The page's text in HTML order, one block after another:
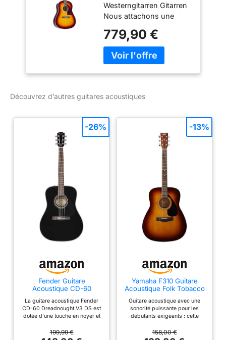
Westerngitarren Gitarren
Nous attachons une
combinaison équilibrée
de finitions soignées et
de matériaux
priorité absolue et se
préoccupations.
779,90 €
Découvrez d’autres guitares acoustiques
Fender Guitare
Acoustique CD-60
en Noyer, Noir, Idéale
pour les Guitaristes
Débutants et
des Cours Virtuels
La guitare acoustique Fender
CD-60 Dreadnought V3 DS est
dotée d'une touche en noyer et
Cette guitare incarne la longue
tradition de qualité et de savoir-
199,99 €
-26%
Yamaha F310 Guitare
Acoustique Folk Tobacco
folk adultes 4/4 – Guitare
d'étude Dreadnough
Guitare acoustique avec une
sonorité puissante pour les
débutants exigeants : cette
confort de jeu et se caractérise
par une sonorité pleine et
158,00 €
-13%